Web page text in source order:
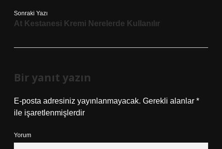
Sonraki Yazı
At Kestanesi Kremi Nerelerde Kullanılır
Bir yanıt yazın
E-posta adresiniz yayınlanmayacak. Gerekli alanlar *
ile işaretlenmişlerdir
Yorum